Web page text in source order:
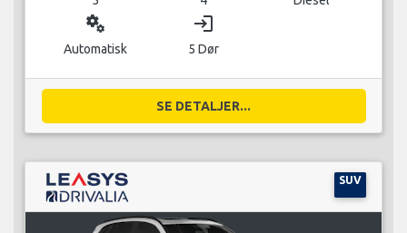
miscellaneous_services
Automatisk
login
5 Dør
SE DETALJER...
SUV